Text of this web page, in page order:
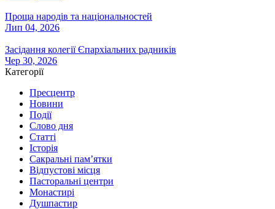
Проща народів та національностей
Лип 04, 2026
Засідання колегії Єпархіальних радників
Чер 30, 2026
Категорії
Пресцентр
Новини
Події
Слово дня
Статті
Історія
Сакральні пам’ятки
Відпустові місця
Пасторальні центри
Монастирі
Душпастир